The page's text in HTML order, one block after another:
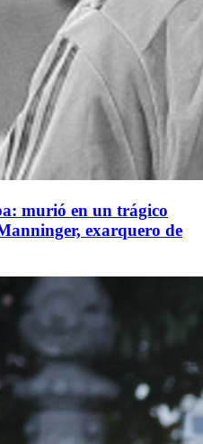
murió en un trágico
exarquero de